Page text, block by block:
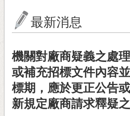
最新消息
機關對廠商疑義之處
或補充招標文件內容
標期，應於更正公告
新規定廠商請求釋疑之